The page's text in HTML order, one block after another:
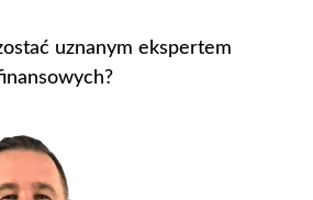
uznanym ekspertem